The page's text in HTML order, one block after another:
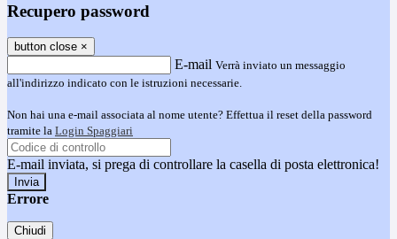
Recupero password
button close ×
E-mail Verrà inviato un messaggio
all'indirizzo indicato con le istruzioni necessarie.
Non hai una e-mail associata al nome utente? Effettua il reset della password
tramite la Login Spaggiari
E-mail inviata, si prega di controllare la casella di posta elettronica!
Errore
Chiudi